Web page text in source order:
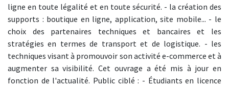
ligne en toute légalité et en toute sécurité. - la création des
supports : boutique en ligne, application, site mobile... - le
choix des partenaires techniques et bancaires et les
stratégies en termes de transport et de logistique. - les
techniques visant à promouvoir son activité e-commerce et à
augmenter sa visibilité. Cet ouvrage a été mis à jour en
fonction de l'actualité. Public ciblé : - Étudiants en licence